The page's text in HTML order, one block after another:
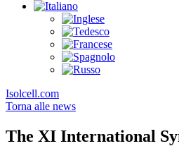
Isolcell.com
Torna alle news
The XI International